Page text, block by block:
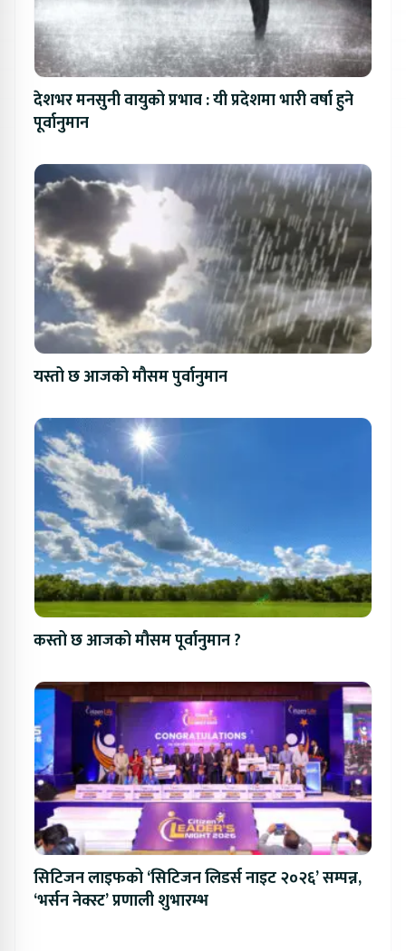
देशभर मनसुनी वायुको प्रभाव : यी प्रदेशमा भारी वर्षा हुने
पूर्वानुमान
यस्तो छ आजको मौसम पुर्वानुमान
कस्तो छ आजको मौसम पूर्वानुमान ?
सिटिजन लाइफको ‘सिटिजन लिडर्स नाइट २०२६’ सम्पन्न,
‘भर्सन नेक्स्ट’ प्रणाली शुभारम्भ